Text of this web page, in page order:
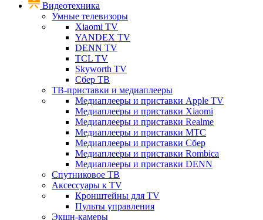
Видеотехника
Умные телевизоры
Xiaomi TV
YANDEX TV
DENN TV
TCL TV
Skyworth TV
Сбер ТВ
ТВ-приставки и медиаплееры
Медиаплееры и приставки Apple TV
Медиаплееры и приставки Xiaomi
Медиаплееры и приставки Realme
Медиаплееры и приставки МТС
Медиаплееры и приставки Сбер
Медиаплееры и приставки Rombica
Медиаплееры и приставки DENN
Спутниковое ТВ
Аксессуары к TV
Кронштейны для TV
Пульты управления
Экшн-камеры